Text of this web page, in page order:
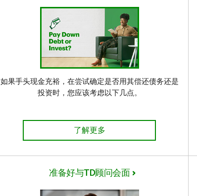
如果手头现金充裕，在尝试确定是否用其偿还债务还是
投资时，您应该考虑以下几点。
我应该偿还债务还是投资？了解详情
了解更多
准备好与TD顾问会面